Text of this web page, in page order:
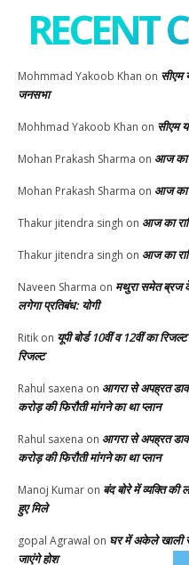
RECENT
Mohmmad Yakoob Khan on सीएम
जनसभा
Mohhmad Yakoob Khan on सीएम
Mohan Prakash Sharma on आज का
Mohan Prakash Sharma on आज का
Thakur jitendra singh on आज का
Thakur jitendra singh on आज का
Naveen Sharma on मथुरा समेत ब्रज
लगेगा प्रतिबंध: योगी
Ritik on यूपी बोर्ड 10वीं व 12वीं का
रिजल्ट
Rahul saxena on आगरा से अपह्रत
करोड़ की फिरौती मांगने का था प्लान
Rahul saxena on आगरा से अपह्रत
करोड़ की फिरौती मांगने का था प्लान
Manoj Kumar on बंद बोरे में व्यक्ति
हुए मिले
gopal Agrawal on घर में अकेले खाली
जाएंगे होश